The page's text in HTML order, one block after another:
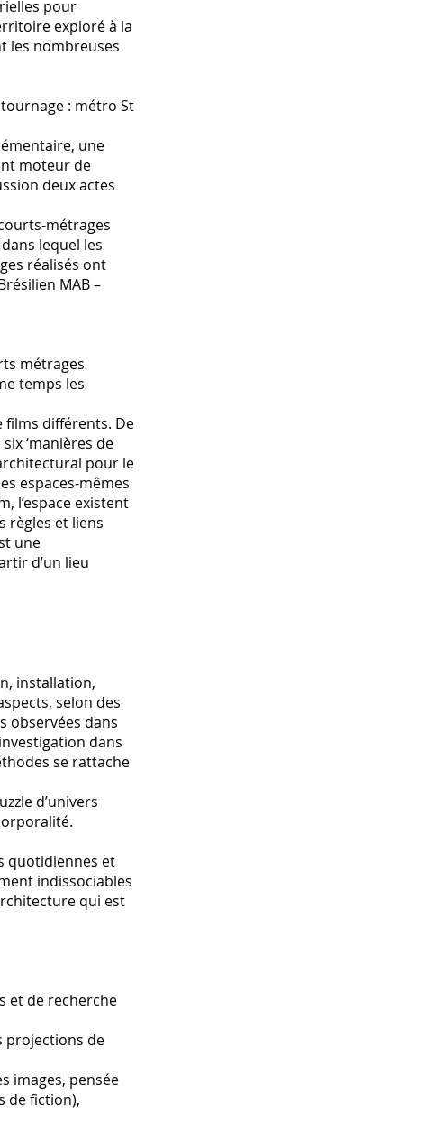
pour
exploré à la
les nombreuses
: métro St
une
moteur de
deux actes
métrages
lequel les
réalisés ont
MAB –
métrages
temps les
films différents. De
‘manières de
pour le
espaces-mêmes
l’espace existent
règles et liens
une
d’un lieu
installation,
selon des
observées dans
dans
se rattache
d’univers
quotidiennes et
indissociables
qui est
et de recherche
projections de
images, pensée
de fiction),